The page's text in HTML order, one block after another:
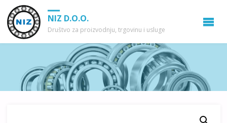
NIZ D.O.O.
Društvo za proizvodnju, trgovinu i usluge